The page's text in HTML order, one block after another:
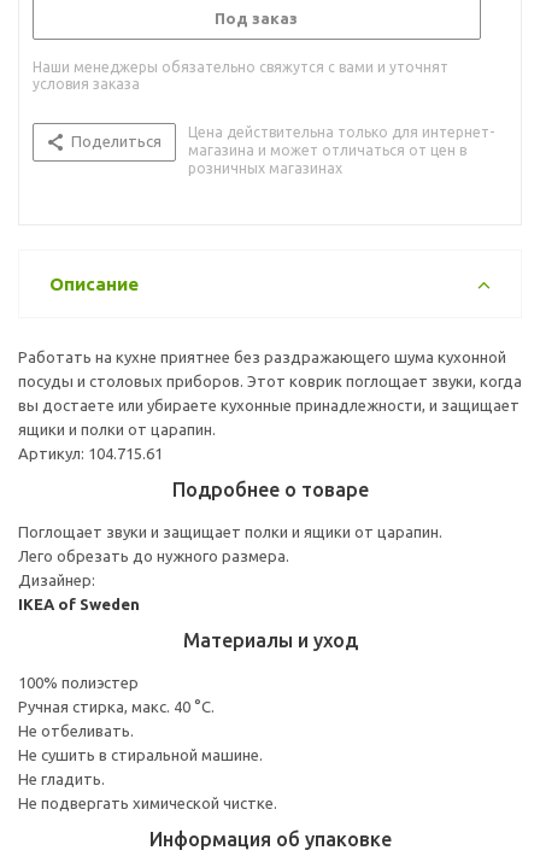
Под заказ
Наши менеджеры обязательно свяжутся с вами и уточнят
условия заказа
Поделиться
Цена действительна только для интернет-
магазина и может отличаться от цен в
розничных магазинах
Описание
Работать на кухне приятнее без раздражающего шума кухонной
посуды и столовых приборов. Этот коврик поглощает звуки, когда
вы достаете или убираете кухонные принадлежности, и защищает
ящики и полки от царапин.
Артикул: 104.715.61
Подробнее о товаре
Поглощает звуки и защищает полки и ящики от царапин.
Лего обрезать до нужного размера.
Дизайнер:
IKEA of Sweden
Материалы и уход
100% полиэстер
Ручная стирка, макс. 40 °C.
Не отбеливать.
Не сушить в стиральной машине.
Не гладить.
Не подвергать химической чистке.
Информация об упаковке